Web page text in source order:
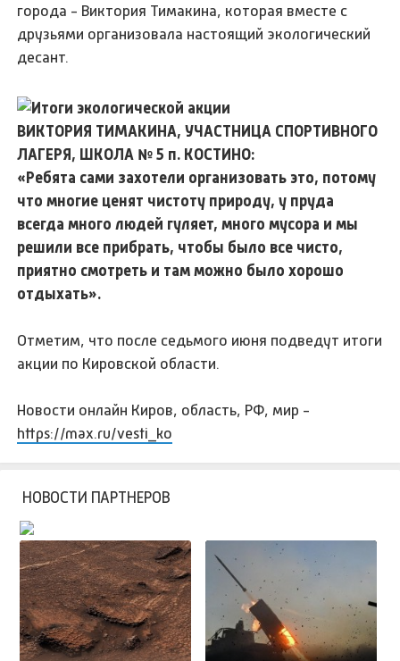
города - Виктория Тимакина, которая вместе с
друзьями организовала настоящий экологический
десант.
ВИКТОРИЯ ТИМАКИНА, УЧАСТНИЦА СПОРТИВНОГО
ЛАГЕРЯ, ШКОЛА № 5 п. КОСТИНО:
«Ребята сами захотели организовать это, потому
что многие ценят чистоту природу, у пруда
всегда много людей гуляет, много мусора и мы
решили все прибрать, чтобы было все чисто,
приятно смотреть и там можно было хорошо
отдыхать».
Отметим, что после седьмого июня подведут итоги
акции по Кировской области.
Новости онлайн Киров, область, РФ, мир -
https://max.ru/vesti_ko
НОВОСТИ ПАРТНЕРОВ